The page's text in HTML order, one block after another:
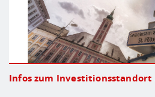
Infos zum Investitionsstandort